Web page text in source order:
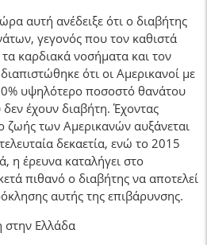
αυτή ανέδειξε ότι ο διαβήτης
γεγονός που τον καθιστά
καρδιακά νοσήματα και τον
ότι οι Αμερικανοί με
υψηλότερο ποσοστό θανάτου
έχουν διαβήτη. Έχοντας
των Αμερικανών αυξάνεται
δεκαετία, ενώ το 2015
η έρευνα καταλήγει στο
πιθανό ο διαβήτης να αποτελεί
αυτής της επιβάρυνσης.
στην Ελλάδα